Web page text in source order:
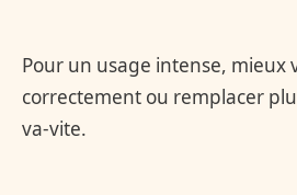
Pour un usage intense, mieux
correctement ou remplacer
va-vite.